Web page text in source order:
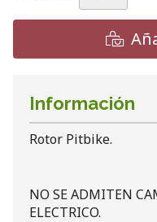
Información
Rotor Pitbike.
NO SE ADMITEN
ELECTRICO.